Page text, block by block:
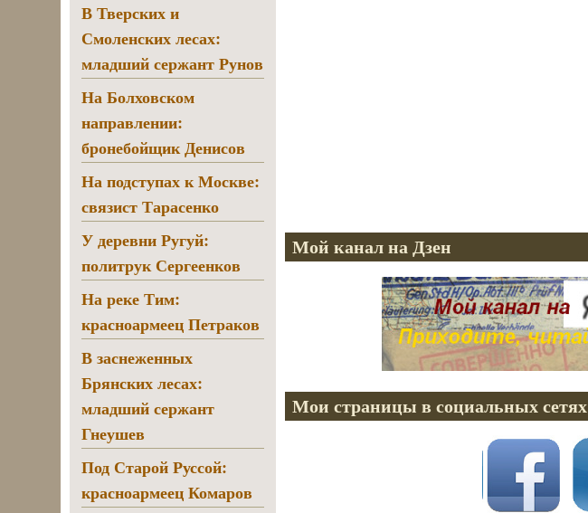
Мой канал на Дзен
Мои страницы в социальных сетях
В Тверских и
Смоленских лесах:
младший сержант Рунов
На Болховском
направлении:
бронебойщик Денисов
На подступах к Москве:
связист Тарасенко
У деревни Ругуй:
политрук Сергеенков
На реке Тим:
красноармеец Петраков
В заснеженных
Брянских лесах:
младший сержант
Гнеушев
Под Старой Руссой:
красноармеец Комаров